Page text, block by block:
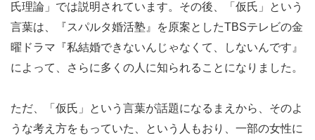
氏理論」では説明されています。その後、「仮氏」という
言葉は、『スパルタ婚活塾』を原案としたTBSテレビの金
曜ドラマ『私結婚できないんじゃなくて、しないんです』
によって、さらに多くの人に知られることになりました。
ただ、「仮氏」という言葉が話題になるまえから、そのよ
うな考え方をもっていた、という人もおり、一部の女性に